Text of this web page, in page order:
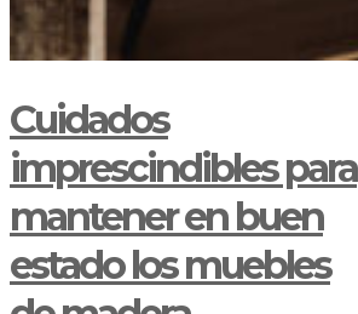
Cuidados
imprescindibles para
mantener en buen
estado los muebles